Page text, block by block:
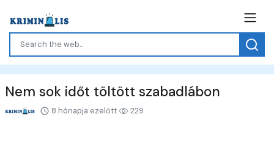
Nem sok időt töltött szabadlábon
8 hónapja ezelőtt 229